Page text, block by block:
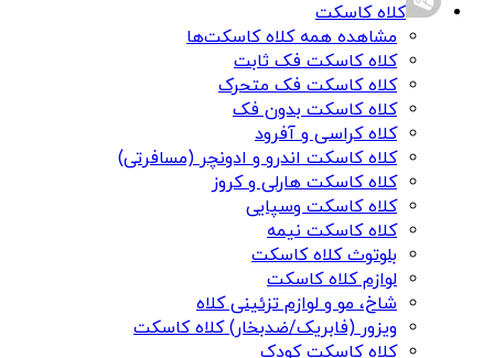
کلاه کاسکت
مشاهده همه کلاه کاسکت‌ها
کلاه کاسکت فک ثابت
کلاه کاسکت فک متحرک
کلاه کاسکت بدون فک
کلاه کراسی و آفرود
کلاه کاسکت اندرو و ادونچر (مسافرتی)
کلاه کاسکت هارلی و کروز
کلاه کاسکت وسپایی
کلاه کاسکت نیمه
بلوتوث کلاه کاسکت
لوازم کلاه کاسکت
شاخ، مو و لوازم تزئینی کلاه
ویزور (فابریک/ضدبخار) کلاه کاسکت
کلاه کاسکت کودک